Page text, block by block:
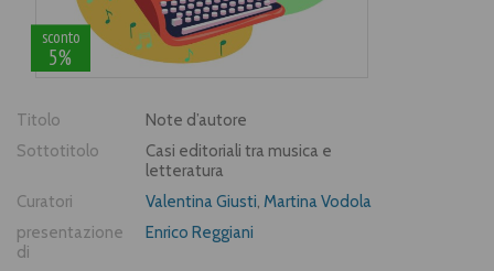
sconto
5%
Titolo
Note d’autore
Sottotitolo
Casi editoriali tra musica e
letteratura
Curatori
Valentina Giusti, Martina Vodola
presentazione
di
Enrico Reggiani